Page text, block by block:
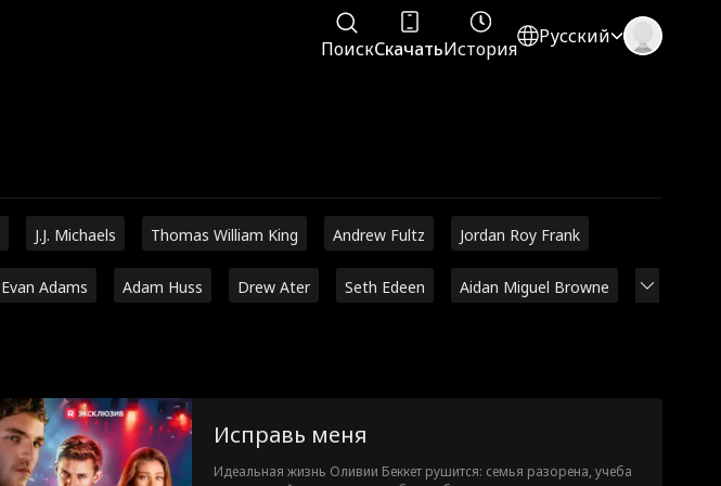
ПоискСкачатьИстория
Русский
J.J. Michaels Thomas William King Andrew Fultz Jordan Roy Frank
Evan Adams Adam Huss Drew Ater Seth Edeen Aidan Miguel Browne
Исправь меня
Идеальная жизнь Оливии Беккет рушится: семья разорена, учеба